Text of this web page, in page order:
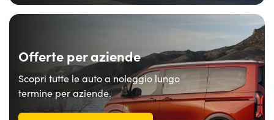
Offerte per aziende
Scopri tutte le auto a noleggio lungo
termine per aziende.